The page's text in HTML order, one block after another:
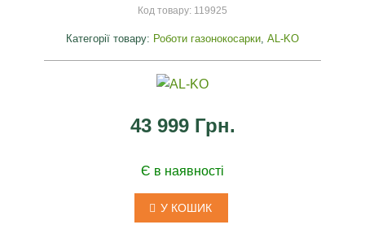
Код товару: 119925
Категорії товару: Роботи газонокосарки AL-KO
43 999 Грн.
Є в наявності
У КОШИК